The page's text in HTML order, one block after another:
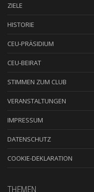
ZIELE
HISTORIE
CEU-PRÄSIDIUM
CEU-BEIRAT
STIMMEN ZUM CLUB
VERANSTALTUNGEN
IMPRESSUM
DATENSCHUTZ
COOKIE-DEKLARATION
THEMEN